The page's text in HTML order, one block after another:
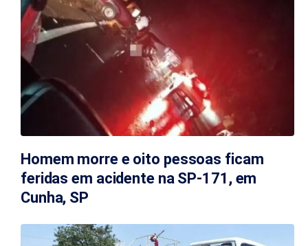
Homem morre e oito pessoas ficam
feridas em acidente na SP-171, em
Cunha, SP